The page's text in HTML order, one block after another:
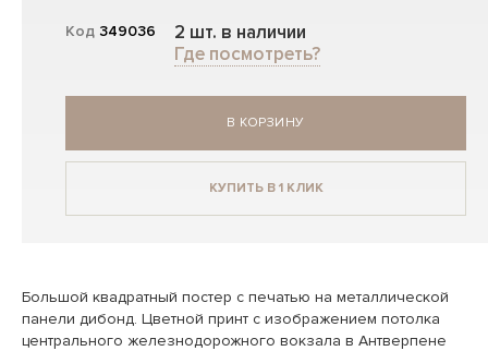
Код 349036
2 шт. в наличии
Где посмотреть?
В КОРЗИНУ
КУПИТЬ В 1 КЛИК
Большой квадратный постер с печатью на металлической
панели дибонд. Цветной принт с изображением потолка
центрального железнодорожного вокзала в Антверпене